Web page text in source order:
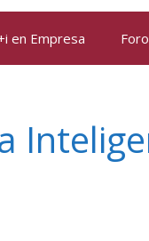
en Empresa